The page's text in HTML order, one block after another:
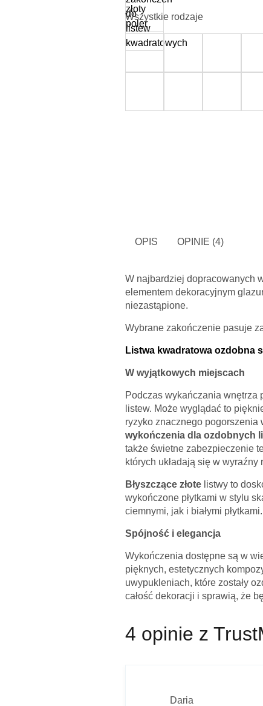
Wszystkie rodzaje
OPIS OPINIE (4)
W najbardziej dopracowanych
elementem dekoracyjnym
niezastąpione.
Wybrane zakończenie pasuje
Listwa kwadratowa ozdobna
W wyjątkowych miejscach
Podczas wykańczania wnętrza
listew. Może wyglądać to
ryzyko znacznego pogorszenia
wykończenia dla ozdobnych
także świetne zabezpieczenie
których układają się w wyraźny
Błyszczące złote listwy to
wykończone płytkami w stylu
ciemnymi, jak i białymi płytkami.
Spójność i elegancja
Wykończenia dostępne są w
pięknych, estetycznych
uwypukleniach, które zostały
całość dekoracji i sprawią, że
4 opinie z
Daria